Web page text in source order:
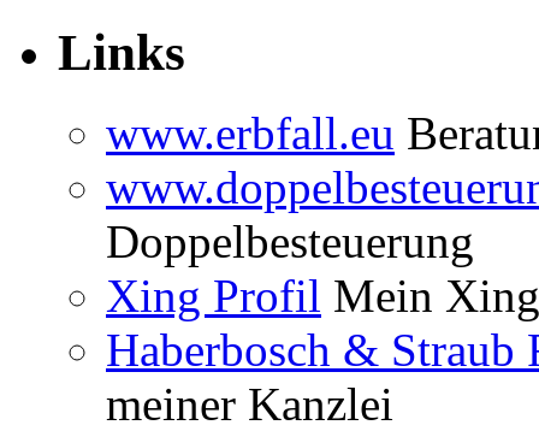
Links
www.erbfall.eu
Doppelbesteuerung
Xing Profil Mein
Haberbosch & Straub
meiner Kanzlei